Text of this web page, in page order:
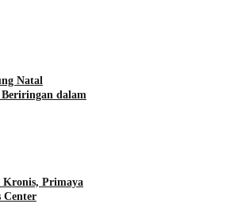
Natal
dalam
Kronis, Primaya
Center